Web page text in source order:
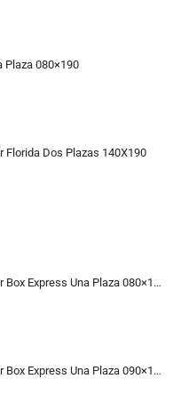
Plaza 080×190
Florida Dos Plazas 140X190
Colchón con Sommier Box Express Una Plaza 080×190
Colchón con Sommier Box Express Una Plaza 090×190